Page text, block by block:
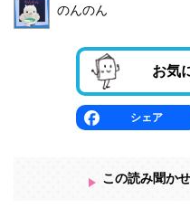
のんのん
お気
シェア
この読み聞か